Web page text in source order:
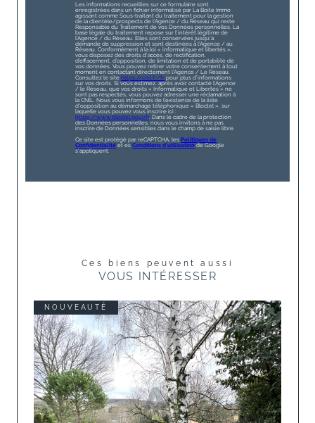
Les informations recueillies sur ce formulaire sont
enregistrées dans un fichier informatisé par La Boite Immo
agissant comme Sous-traitant du traitement pour la gestion
de la clientèle/prospects de l'Agence / du Réseau qui reste
Responsable du Traitement de vos Données personnelles. La
base légale du traitement repose sur l'intérêt légitime de
l'Agence / du Réseau. Elles sont conservées jusqu'à
demande de suppression et sont destinées à l'Agence / au
Réseau. Conformément à la loi « informatique et libertés »,
vous disposez des droits d’accès, de rectification,
d’effacement, d’opposition, de limitation et de portabilité de
vos données. Vous pouvez retirer votre consentement à tout
moment en contactant directement l’Agence / Le Réseau.
Consultez le site https://cnil.fr/fr pour plus d’informations
sur vos droits. Si vous estimez, après avoir contacté l'Agence
/ le Réseau, que vos droits « Informatique et Libertés » ne
sont pas respectés, vous pouvez adresser une réclamation à
la CNIL. Nous vous informons de l’existence de la liste
d'opposition au démarchage téléphonique « Bloctel », sur
laquelle vous pouvez vous inscrire ici :
https://www.bloctel.gouv.fr. Dans le cadre de la protection
des Données personnelles, nous vous invitons à ne pas
inscrire de Données sensibles dans le champ de saisie libre.
Ce site est protégé par reCAPTCHA, les Politiques de
Confidentialité et esConditions d'utilisation de Google
s'appliquent.
Ces biens peuvent aussi
VOUS INTÉRESSER
NOUVEAUTÉ